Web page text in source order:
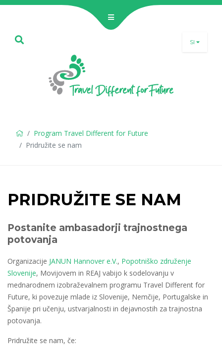
SI
Program Travel Different for Future
Pridružite se nam
PRIDRUŽITE SE NAM
Postanite ambasadorji trajnostnega
potovanja
Organizacije JANUN Hannover e.V., Popotniško združenje
Slovenije, Movijovem in REAJ vabijo k sodelovanju v
mednarodnem izobraževalnem programu Travel Different for
Future, ki povezuje mlade iz Slovenije, Nemčije, Portugalske in
Španije pri učenju, ustvarjalnosti in dejavnostih za trajnostna
potovanja.
Pridružite se nam, če: